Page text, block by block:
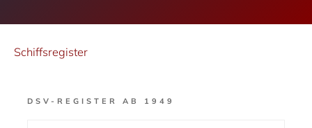
Schiffsregister
DSV-REGISTER AB 1949